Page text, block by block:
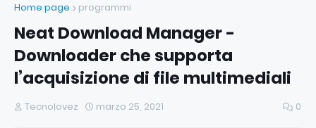
Home page programmi
Neat Download Manager -
Downloader che supporta
l’acquisizione di file multimediali
Tecnolovez marzo 25, 2021 0